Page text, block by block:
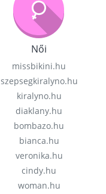
Női
missbikini.hu
szepsegkiralyno.hu
kiralyno.hu
diaklany.hu
bombazo.hu
bianca.hu
veronika.hu
cindy.hu
woman.hu